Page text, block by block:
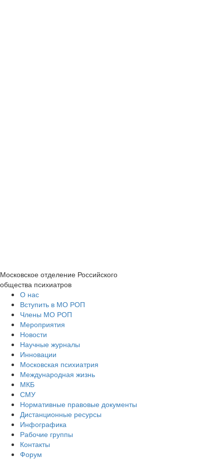
Московское отделение Российского
общества психиатров
О нас
Вступить в МО РОП
Члены МО РОП
Мероприятия
Новости
Научные журналы
Инновации
Московская психиатрия
Международная жизнь
МКБ
СМУ
Нормативные правовые документы
Дистанционные ресурсы
Инфографика
Рабочие группы
Контакты
Форум